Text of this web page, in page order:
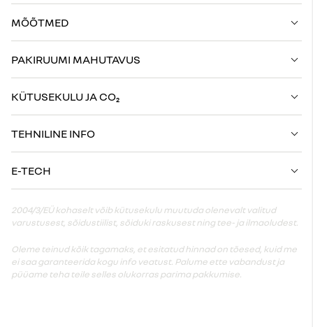
MÕÕTMED
PAKIRUUMI MAHUTAVUS
KÜTUSEKULU JA CO₂
TEHNILINE INFO
E-TECH
2004/3/EÜ kohaselt võib kütusekulu muutuda olenevalt valitud
varustusest, sõidustiilist, sõiduki raskusest ning tee- ja ilmaoludest.
Oleme teinud kõik tagamaks, et esitatud hinnad on tõesed, kuid me
ei saa garanteerida kogu info veatust. Palume ette vabandust ja
püüame teha teile selles olukorras parima pakkumise.